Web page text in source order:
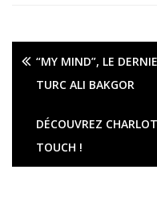
“MY MIND”, LE
TURC ALI BAKGOR
DÉCOUVREZ
TOUCH !